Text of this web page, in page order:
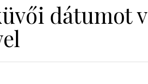
dátumot